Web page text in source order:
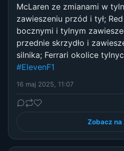
McLaren ze zmianami w
zawieszeniu przód i tył;
bocznymi i tylnym
przednie skrzydło i
silnika; Ferrari okolice
#ElevenF1
16 maj 2025, 11:07
Zobacz